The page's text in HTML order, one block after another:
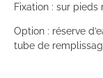
Fixation : sur
Option : réserve
tube de